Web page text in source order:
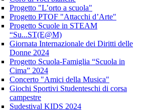
Progetto "L’orto a scuola"
Progetto PTOF "Attacchi d’Arte"
Progetto Scuole in STEAM
“Su...ST(E@M)
Giornata Internazionale dei Diritti delle
Donne 2024
Progetto Scuola-Famiglia “Scuola in
Cima” 2024
Concerto "Amici della Musica"
Giochi Sportivi Studenteschi di corsa
campestre
Sudestival KIDS 2024